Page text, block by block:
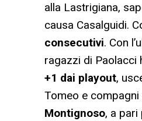
alla Lastrigiana,
causa Casalguidi.
consecutivi. Con
ragazzi di Paolacci
+1 dai playout,
Tomeo e
Montignoso, a